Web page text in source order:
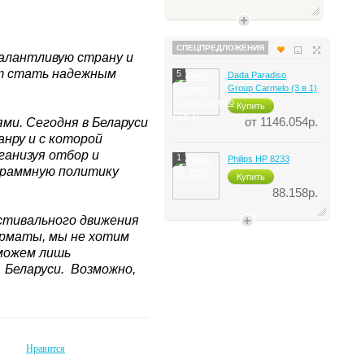
страну и
стать надежным
Сегодня в Беларуси
и с которой
отбор и
политику
движения
мы не хотим
лишь
Возможно,
Нравится
СПЕЦПРЕДЛОЖЕНИЯ
5
Dada Paradiso
Group Carmelo (3 в 1)
Купить
от 1146.054р.
1
Philips HP 8233
Купить
88.158р.